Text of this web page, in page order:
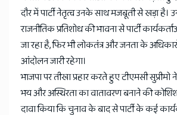
दौर में पार्टी नेतृत्व उनके साथ मजबूती से खड़ा है।
राजनीतिक प्रतिशोध की भावना से पार्टी
जा रहा है, फिर भी लोकतंत्र और जनता के
आंदोलन जारी रहेगा।
भाजपा पर तीखा प्रहार करते हुए टीएमसी
भय और अस्थिरता का वातावरण बनाने की
दावा किया कि चुनाव के बाद से पार्टी के कई